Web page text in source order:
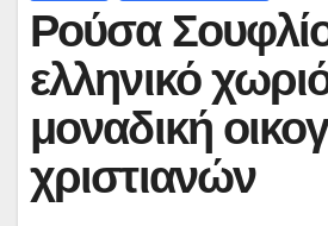
Ρούσα
ελληνικό
μοναδική
χριστιανών